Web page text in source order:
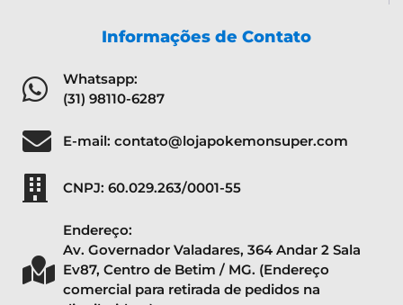
Informações de Contato
Whatsapp:
(31) 98110-6287
E-mail: contato@lojapokemonsuper.com
CNPJ: 60.029.263/0001-55
Endereço:
Av. Governador Valadares, 364 Andar 2 Sala
Ev87, Centro de Betim / MG. (Endereço
comercial para retirada de pedidos na